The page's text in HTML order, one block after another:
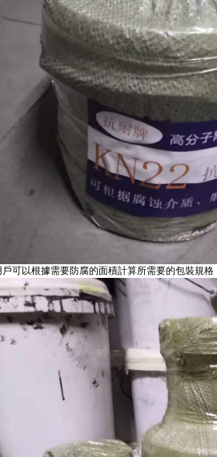
戶可以根據需要防腐的面積計算所需要的包裝規格